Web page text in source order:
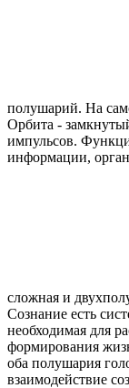
полушарий. На
Орбита -
импульсов.
информации,
сложная и
Сознание есть
необходимая для
формирования
оба полушария
взаимодействие